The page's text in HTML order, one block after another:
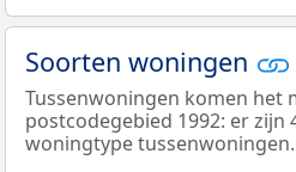
Soorten woningen
Tussenwoningen komen het
postcodegebied 1992: er zijn
woningtype tussenwoningen.